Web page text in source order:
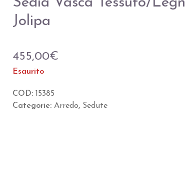
Jolipa
455,00€
Esaurito
COD: 15385
Categorie: Arredo, Sedute